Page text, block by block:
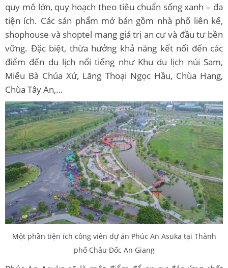
quy mô lớn, quy hoạch theo tiêu chuẩn sống xanh – đa
tiện ích. Các sản phẩm mở bán gồm nhà phố liên kế,
shophouse và shoptel mang giá trị an cư và đầu tư bền
vững. Đặc biệt, thừa hưởng khả năng kết nối đến các
điểm đến du lịch nổi tiếng như Khu du lịch núi Sam,
Miếu Bà Chúa Xứ, Lăng Thoại Ngọc Hầu, Chùa Hang,
Chùa Tây An,…
Một phần tiện ích công viên dự án Phúc An Asuka tại Thành
phố Châu Đốc An Giang